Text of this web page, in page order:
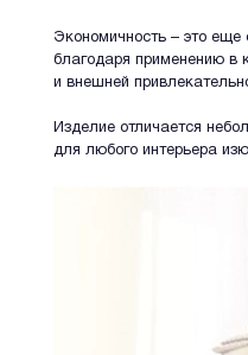
Экономичность – это еще
благодаря применению в
и внешней
Изделие отличается
для любого интерьера